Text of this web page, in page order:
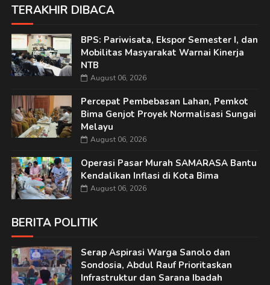
TERAKHIR DIBACA
BPS: Pariwisata, Ekspor Semester I, dan
Mobilitas Masyarakat Warnai Kinerja
NTB
August 06, 2026
Percepat Pembebasan Lahan, Pemkot
Bima Genjot Proyek Normalisasi Sungai
Melayu
August 06, 2026
Operasi Pasar Murah SAMARASA Bantu
Kendalikan Inflasi di Kota Bima
August 06, 2026
BERITA POLITIK
Serap Aspirasi Warga Sanolo dan
Sondosia, Abdul Rauf Prioritaskan
Infrastruktur dan Sarana Ibadah